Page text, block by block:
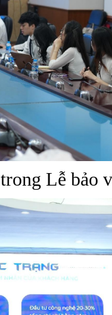
trong Lễ bảo